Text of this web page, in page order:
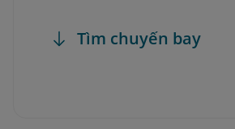
Tìm chuyến bay